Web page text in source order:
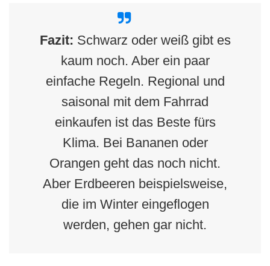
Fazit: Schwarz oder weiß gibt es
kaum noch. Aber ein paar
einfache Regeln. Regional und
saisonal mit dem Fahrrad
einkaufen ist das Beste fürs
Klima. Bei Bananen oder
Orangen geht das noch nicht.
Aber Erdbeeren beispielsweise,
die im Winter eingeflogen
werden, gehen gar nicht.